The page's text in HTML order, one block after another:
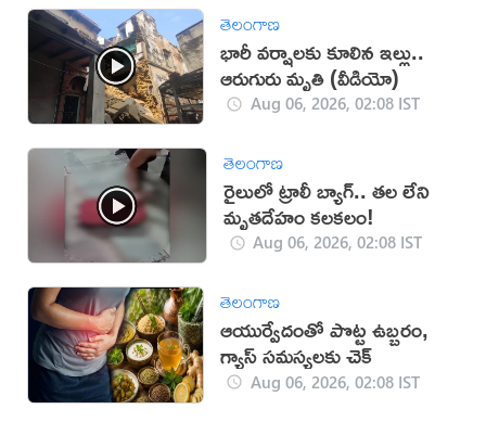
తెలంగాణ
భారీ వర్షాలకు కూలిన ఇల్లు..
ఆరుగురు మృతి (వీడియో)
Aug 06, 2026, 02:08 IST
తెలంగాణ
రైలులో ట్రాలీ బ్యాగ్.. తల లేని
మృతదేహం కలకలం!
Aug 06, 2026, 02:08 IST
తెలంగాణ
ఆయుర్వేదంతో పొట్ట ఉబ్బరం,
గ్యాస్ సమస్యలకు చెక్
Aug 06, 2026, 02:08 IST